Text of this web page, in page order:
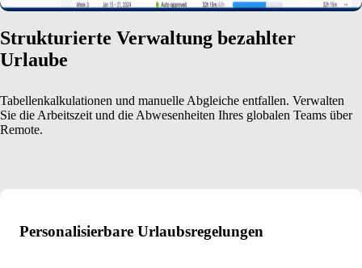
Strukturierte Verwaltung bezahlter
Urlaube
Tabellenkalkulationen und manuelle Abgleiche entfallen. Verwalten
Sie die Arbeitszeit und die Abwesenheiten Ihres globalen Teams über
Remote.
Personalisierbare Urlaubsregelungen